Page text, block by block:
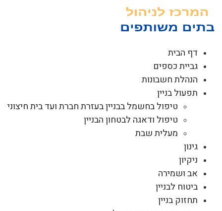
דף הבית
גביית כספים
הנהלת חשבונות
תפעול בניין
טיפול בחשמל בבניין בעזרת חברת ועד בית חיצוני
טיפול ודאגה לבטחון הבניין
מעלית שבת
גינון
ניקיון
אב ושמירה
ביטוח לבניין
תחזוק בניין